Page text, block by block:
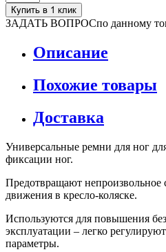
Купить в 1 клик
ЗАДАТЬ ВОПРОСпо данному
Описание
Похожие товары
Доставка
Универсальные ремни для ног
фиксации ног.
Предотвращают непроизвольное
движения в кресло-коляске.
Используются для повышения
эксплуатации – легко
параметры.